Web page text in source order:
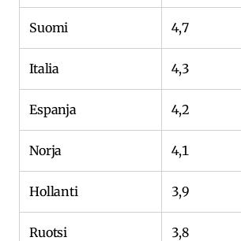
Suomi 4,7
Italia 4,3
Espanja 4,2
Norja 4,1
Hollanti 3,9
Ruotsi 3,8